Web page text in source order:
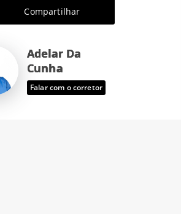
Compartilhar
Adelar Da
Cunha
Falar com o corretor